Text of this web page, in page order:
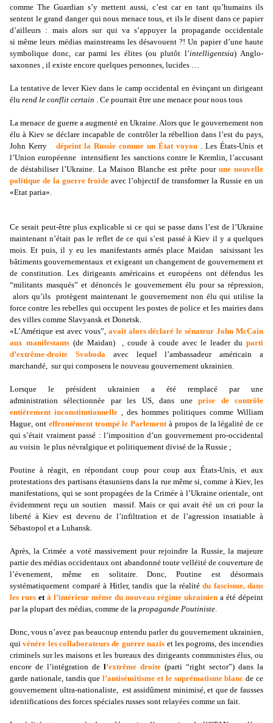
comme The Guardian s’y mettent aussi, c’est car en tant qu’humains ils
sentent le grand danger qui nous menace tous, et ils le disent dans ce papier
d’ailleurs : mais alors sur qui va s’appuyer la propagande occidentale
si même leurs médias mainstreams les désavouent ?! Un papier d’une haute
symbolique donc, car parmi les élites (ou plutôt l’intelligentsia) Anglo-
saxonnes , il existe encore quelques personnes, lucides …
La tentative de lever Kiev dans le camp occidental en évinçant un dirigeant
élu rend le conflit certain . Ce pourrait être une menace pour nous tous
La menace de guerre a augmenté en Ukraine. Alors que le gouvernement non
élu à Kiev se déclare incapable de contrôler la rébellion dans l’est du pays,
John Kerry dépeint la Russie comme un État voyou . Les États-Unis et
l’Union européenne intensifient les sanctions contre le Kremlin, l’accusant
de déstabiliser l’Ukraine. La Maison Blanche est prête pour une nouvelle
politique de la guerre froide avec l’objectif de transformer la Russie en un
«Etat paria».
Ce serait peut-être plus explicable si ce qui se passe dans l’est de l’Ukraine
maintenant n’était pas le reflet de ce qui s’est passé à Kiev il y a quelques
mois. Et puis, il y eu les manifestants armés place Maidan saisissant les
bâtiments gouvernementaux et exigeant un changement de gouvernement et
de constitution. Les dirigeants américains et européens ont défendus les
“militants masqués” et dénoncés le gouvernement élu pour sa répression,
alors qu’ils protègent maintenant le gouvernement non élu qui utilise la
force contre les rebelles qui occupent les postes de police et les mairies dans
des villes comme Slavyansk et Donetsk.
«L’Amérique est avec vous”, avait alors déclaré le sénateur John McCain
aux manifestants(de Maidan) , coude à coude avec le leader duparti
d’extrême-droite Svobodaavec lequel l’ambassadeur américain a
marchandé, sur ​​qui composera le nouveau gouvernement ukrainien.
Lorsque le président ukrainien a été remplacé par une
administration sélectionnée par les US, dans uneprise de contrôle
entièrement inconstitutionnelle , des hommes politiques comme William
Hague, ont effrontément trompé le Parlementà propos de la légalité de ce
qui s’était vraiment passé : l’imposition d’un gouvernement pro-occidental
au voisin le plus névralgique et politiquement divisé de la Russie ;
Poutine à réagit, en répondant coup pour coup aux États-Unis, et aux
protestations des partisans étasuniens dans la rue même si, comme à Kiev, les
manifestations, qui se sont propagées de la Crimée à l’Ukraine orientale, ont
évidemment reçu un soutien massif. Mais ce qui avait été un cri pour la
liberté à Kiev est devenu de l’infiltration et de l’agression insatiable à
Sébastopol et a Luhansk.
Après, la Crimée a voté massivement pour rejoindre la Russie, la majeure
partie des médias occidentaux ont abandonné toute velléité de couverture de
l’évenement, même en solitaire. Donc, Poutine est désormais
systématiquement comparé à Hitler, tandis que la réalitédu fascisme, dans
les rues et à l’intérieur même du nouveau régime ukrainien a été dépeint
par la plupart des médias, comme de la propagande Poutiniste.
Donc, vous n’avez pas beaucoup entendu parler du gouvernement ukrainien,
qui vénére les collaborateurs de guerre nazis et les pogroms, des incendies
criminels sur les maisons et les bureaux des dirigeants communistes élus, ou
encore de l’intégration de l’extrême droite (parti “right sector”) dans la
garde nationale, tandis quel’antisémitisme et le suprématisme blanc de ce
gouvernement ultra-nationaliste, est assidûment minimisé, et que de fausses
identifications des forces spéciales russes sont relayées comme un fait.